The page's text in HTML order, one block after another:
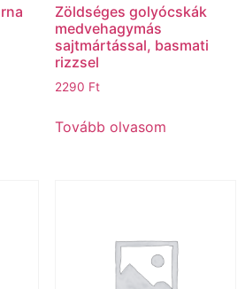
Zöldséges golyócskák
medvehagymás
sajtmártással, basmati
rizzsel
2290 Ft
Tovább olvasom